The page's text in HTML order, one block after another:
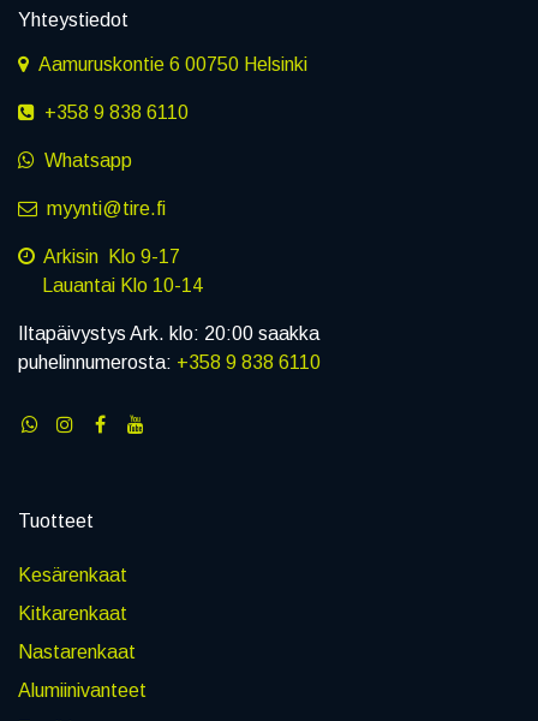
Yhteystiedot
Aamuruskontie 6 00750 Helsinki
+358 9 838 6110
Whatsapp
myynti@tire.fi
Arkisin Klo 9-17
Lauantai Klo 10-14
Iltapäivystys Ark. klo: 20:00 saakka
puhelinnumerosta: +358 9 838 6110
Tuotteet
Kesärenkaat
Kitkarenkaat
Nastarenkaat
Alumiinivanteet